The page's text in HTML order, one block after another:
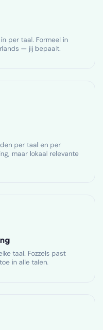
per taal. Formeel in
— jij bepaalt.
per taal en per
maar lokaal relevante
taal. Fozzels past
in alle talen.